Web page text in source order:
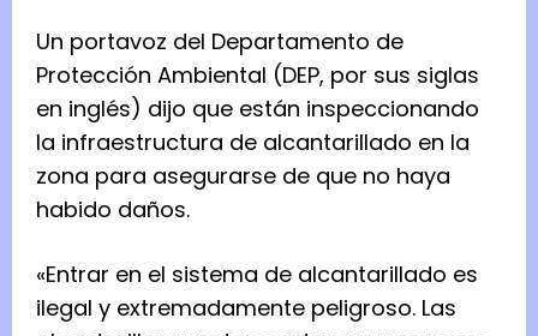
Un portavoz del Departamento de
Protección Ambiental (DEP, por sus siglas
en inglés) dijo que están inspeccionando
la infraestructura de alcantarillado en la
zona para asegurarse de que no haya
habido daños.
«Entrar en el sistema de alcantarillado es
ilegal y extremadamente peligroso. Las